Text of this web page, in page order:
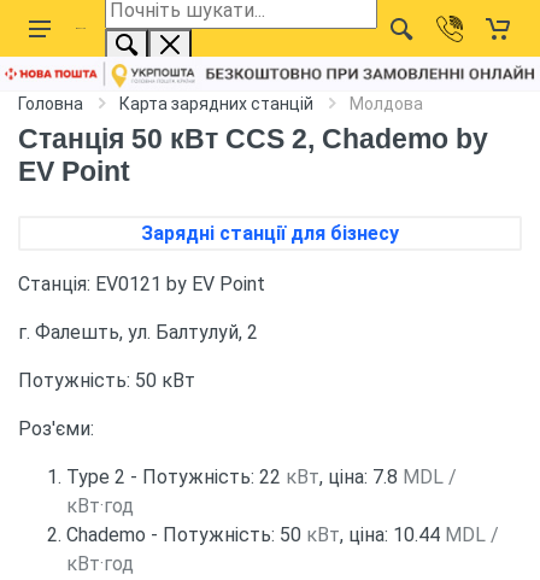
Головна Карта зарядних станцій Молдова
Станція 50 кВт CCS 2, Chademo by
EV Point
Зарядні станції для бізнесу
Станція: EV0121 by EV Point
г. Фалешть, ул. Балтулуй, 2
Потужність: 50 кВт
Роз'єми:
Type 2 - Потужність: 22 кВт, ціна: 7.8 MDL /
кВт·год
Chademo - Потужність: 50 кВт, ціна: 10.44 MDL /
кВт·год